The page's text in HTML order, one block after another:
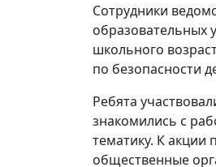
Сотрудники
образовательных
школьного
по безопасности
Ребята
знакомились с
тематику. К
общественные